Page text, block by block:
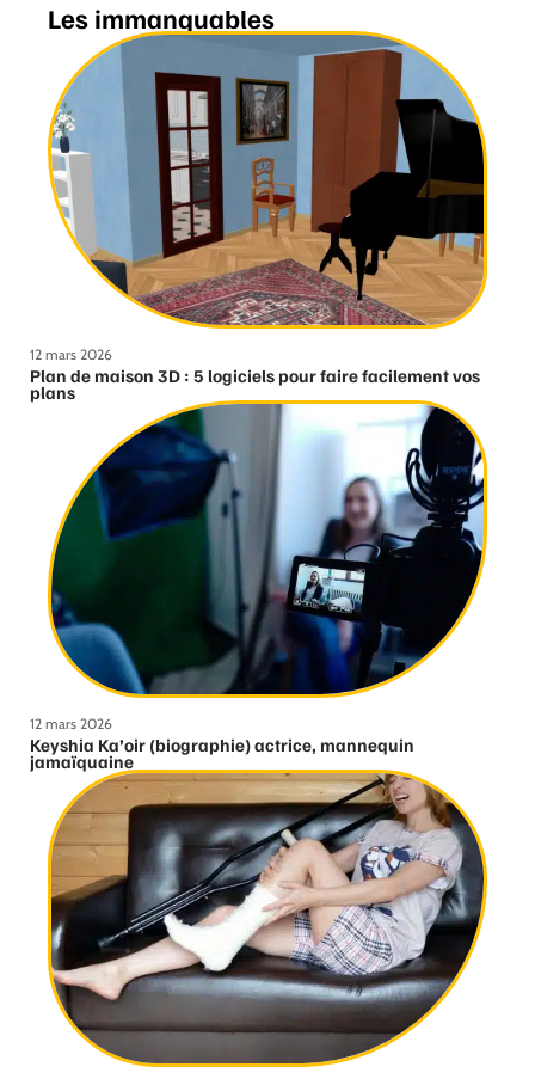
Les immanquables
12 mars 2026
Plan de maison 3D : 5 logiciels pour faire facilement vos
plans
12 mars 2026
Keyshia Ka’oir (biographie) actrice, mannequin
jamaïquaine